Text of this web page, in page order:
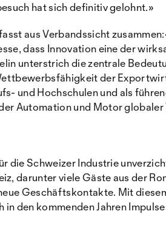
hat sich definitiv gelohnt.»
aus Verbandssicht
dass Innovation eine der
unterstrich die zentrale
der
und Hochschulen und als
Automation und Motor
die Schweizer Industrie
darunter viele Gäste aus der
Geschäftskontakte. Mit
den kommenden Jahren